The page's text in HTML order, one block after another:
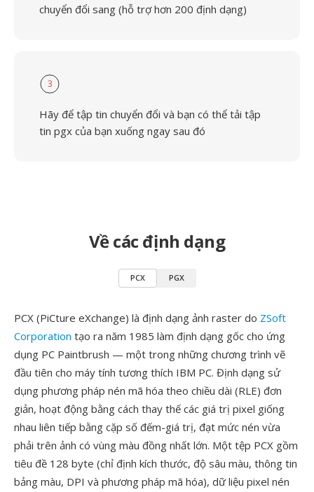
chuyển đổi sang (hỗ trợ hơn 200 định dạng)
3
Hãy để tập tin chuyển đổi và bạn có thể tải tập
tin pgx của bạn xuống ngay sau đó
Về các định dạng
PCX PGX
PCX (PiCture eXchange) là định dạng ảnh raster do ZSoft
Corporation tạo ra năm 1985 làm định dạng gốc cho ứng
dụng PC Paintbrush — một trong những chương trình vẽ
đầu tiên cho máy tính tương thích IBM PC. Định dạng sử
dụng phương pháp nén mã hóa theo chiều dài (RLE) đơn
giản, hoạt động bằng cách thay thế các giá trị pixel giống
nhau liên tiếp bằng cặp số đếm-giá trị, đạt mức nén vừa
phải trên ảnh có vùng màu đồng nhất lớn. Một tệp PCX gồm
tiêu đề 128 byte (chỉ định kích thước, độ sâu màu, thông tin
bảng màu, DPI và phương pháp mã hóa), dữ liệu pixel nén